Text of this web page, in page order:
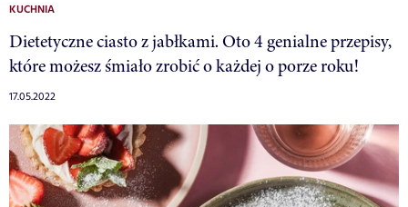
KUCHNIA
Dietetyczne ciasto z jabłkami. Oto 4 genialne przepisy,
które możesz śmiało zrobić o każdej o porze roku!
17.05.2022